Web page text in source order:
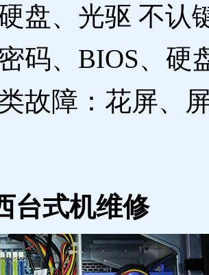
盘、光驱 不认
码、BIOS、硬
故障：花屏、
台式机维修